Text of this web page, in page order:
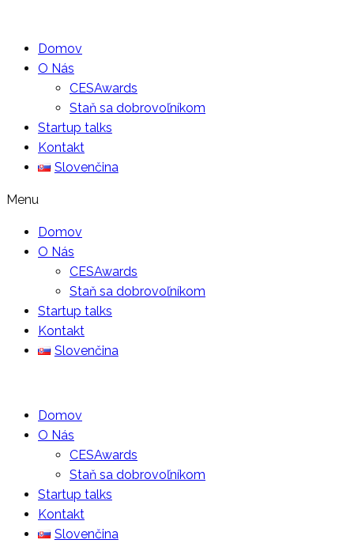
Domov
O Nás
CESAwards
Staň sa dobrovoľníkom
Startup talks
Kontakt
Slovenčina
Menu
Domov
O Nás
CESAwards
Staň sa dobrovoľníkom
Startup talks
Kontakt
Slovenčina
Domov
O Nás
CESAwards
Staň sa dobrovoľníkom
Startup talks
Kontakt
Slovenčina